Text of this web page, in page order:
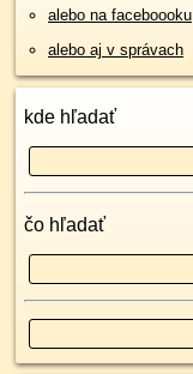
alebo na faceboooku
alebo aj v správach
kde hľadať
čo hľadať